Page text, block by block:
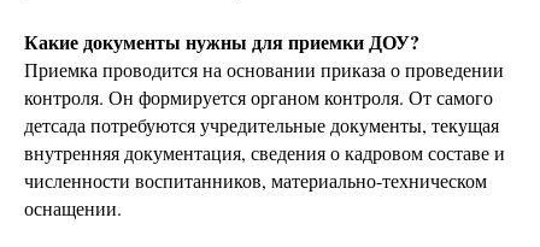
Какие документы нужны для приемки ДОУ?
Приемка проводится на основании приказа о проведении
контроля. Он формируется органом контроля. От самого
детсада потребуются учредительные документы, текущая
внутренняя документация, сведения о кадровом составе и
численности воспитанников, материально-техническом
оснащении.